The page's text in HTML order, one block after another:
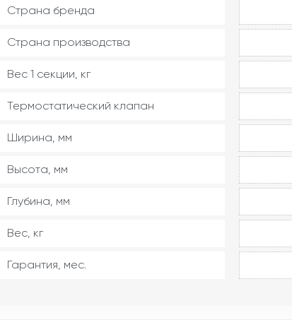
Страна бренда
Страна производства
Вес 1 секции, кг
Термостатический клапан
Ширина, мм
Высота, мм
Глубина, мм
Вес, кг
Гарантия, мес.